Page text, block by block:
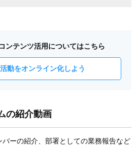
ンテンツ活用についてはこちら
動をオンライン化しよう
の紹介動画
ーの紹介、部署としての業務報告など